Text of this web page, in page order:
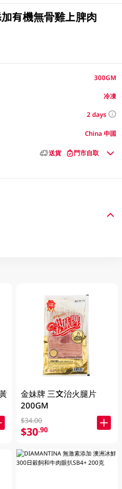
有機無骨雞上脾肉
300GM
冷凍
2 days
China 中國
送貨 門市自取
金妹牌 三文治火腿片
200GM
$34.00
$30.90